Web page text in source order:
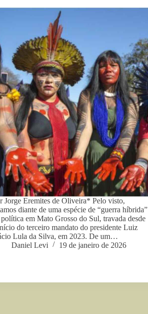
Jorge Eremites de Oliveira* Pelo visto,
diante de uma espécie de “guerra híbrida”
política em Mato Grosso do Sul, travada desde
do terceiro mandato do presidente Luiz
Lula da Silva, em 2023. De um…
Daniel Levi
19 de janeiro de 2026